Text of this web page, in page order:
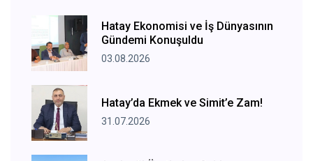
Hatay Ekonomisi ve İş Dünyasının
Gündemi Konuşuldu
03.08.2026
Hatay’da Ekmek ve Simit’e Zam!
31.07.2026